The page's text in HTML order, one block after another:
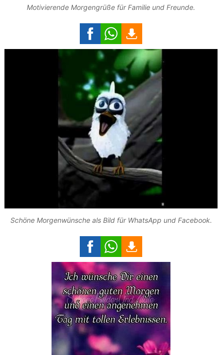
Motivierende Morgengrüße für Familie und Freunde.
Schöne Morgenwünsche als Bild für WhatsApp und Facebook.